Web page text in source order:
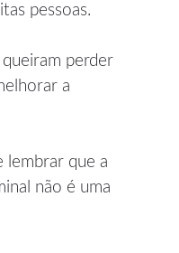
pessoas.
queiram perder
a
que a
não é uma